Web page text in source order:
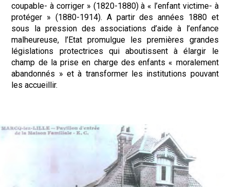
coupable- à corriger » (1820-1880) à « l’enfant victime- à
protéger » (1880-1914). A partir des années 1880 et
sous la pression des associations d’aide à l’enfance
malheureuse, l’Etat promulgue les premières grandes
législations protectrices qui aboutissent à élargir le
champ de la prise en charge des enfants « moralement
abandonnés » et à transformer les institutions pouvant
les accueillir.